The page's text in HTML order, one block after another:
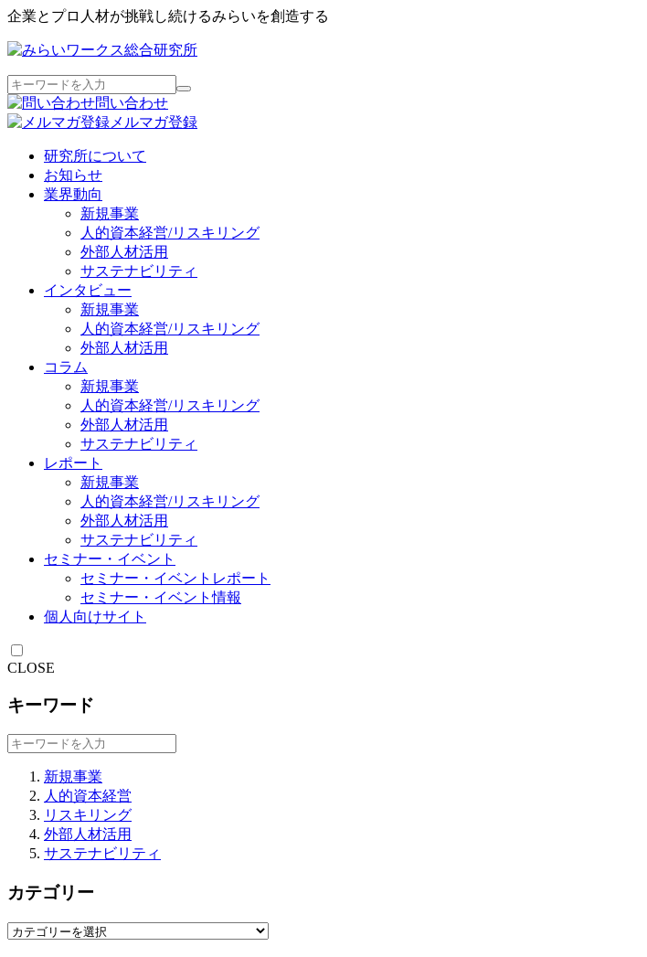
企業とプロ人材が挑戦し続けるみらいを創造する
問い合わせ
メルマガ登録
研究所について
お知らせ
業界動向
新規事業
人的資本経営/リスキリング
外部人材活用
サステナビリティ
インタビュー
新規事業
人的資本経営/リスキリング
外部人材活用
コラム
新規事業
人的資本経営/リスキリング
外部人材活用
サステナビリティ
レポート
新規事業
人的資本経営/リスキリング
外部人材活用
サステナビリティ
セミナー・イベント
セミナー・イベントレポート
セミナー・イベント情報
個人向けサイト
CLOSE
キーワード
新規事業
人的資本経営
リスキリング
外部人材活用
サステナビリティ
カテゴリー